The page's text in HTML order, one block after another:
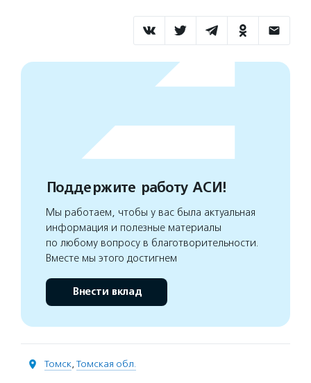
Поддержите работу АСИ!
Мы работаем, чтобы у вас была актуальная
информация и полезные материалы
по любому вопросу в благотворительности.
Вместе мы этого достигнем
Внести вклад
Томск, Томская обл.